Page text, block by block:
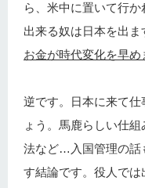
ら、米中に置いて行か
出来る奴は日本を出ま
お金が時代変化を早め
逆です。日本に来て
ょう。馬鹿らしい仕
法など…入国管理の話
す結論です。役人で